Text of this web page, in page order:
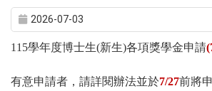
2026-07-03
115學年度博士生(新生)各項獎學金申請
有意申請者，請詳閱辦法並於7/27前將